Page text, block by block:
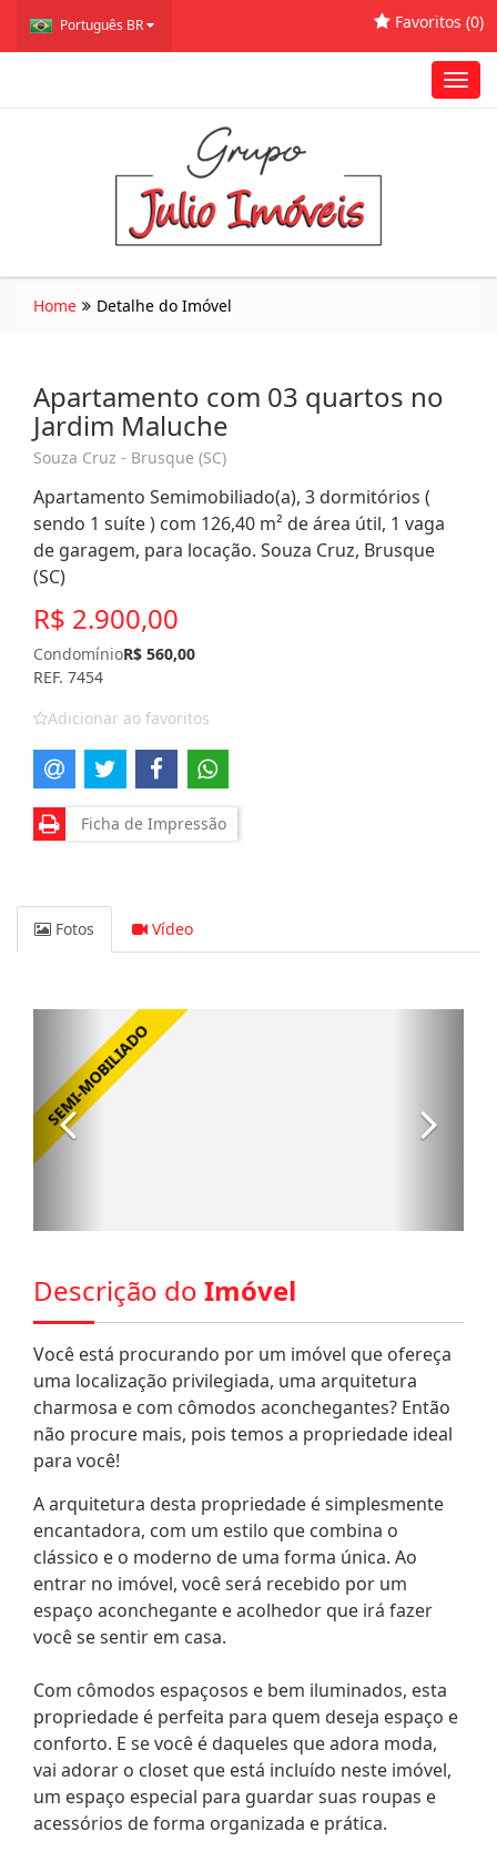
Português BR Favoritos (0)
Home Detalhe do Imóvel
Apartamento com 03 quartos no
Jardim Maluche
Souza Cruz - Brusque (SC)
Apartamento Semimobiliado(a), 3 dormitórios (
sendo 1 suíte ) com 126,40 m² de área útil, 1 vaga
de garagem, para locação. Souza Cruz, Brusque
(SC)
R$ 2.900,00
CondomínioR$ 560,00
REF. 7454
Adicionar ao favoritos
Ficha de Impressão
Fotos Vídeo
Descrição do Imóvel
Você está procurando por um imóvel que ofereça
uma localização privilegiada, uma arquitetura
charmosa e com cômodos aconchegantes? Então
não procure mais, pois temos a propriedade ideal
para você!
A arquitetura desta propriedade é simplesmente
encantadora, com um estilo que combina o
clássico e o moderno de uma forma única. Ao
entrar no imóvel, você será recebido por um
espaço aconchegante e acolhedor que irá fazer
você se sentir em casa.
Com cômodos espaçosos e bem iluminados, esta
propriedade é perfeita para quem deseja espaço e
conforto. E se você é daqueles que adora moda,
vai adorar o closet que está incluído neste imóvel,
um espaço especial para guardar suas roupas e
acessórios de forma organizada e prática.